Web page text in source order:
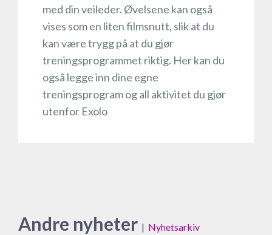
med din veileder. Øvelsene kan også
vises som en liten filmsnutt, slik at du
kan være trygg på at du gjør
treningsprogrammet riktig. Her kan du
også legge inn dine egne
treningsprogram og all aktivitet du gjør
utenfor Exolo
Andre nyheter | Nyhetsarkiv